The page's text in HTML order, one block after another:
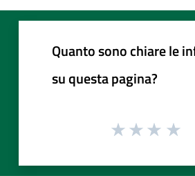
Quanto sono chiare le
su questa pagina?